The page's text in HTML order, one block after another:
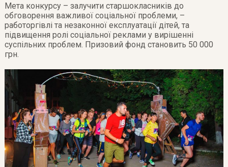
Мета конкурсу – залучити старшокласників до
обговорення важливої соціальної проблеми, –
работоргівлі та незаконної експлуатації дітей, та
підвищення ролі соціальної реклами у вирішенні
суспільних проблем. Призовий фонд становить 50 000
грн.